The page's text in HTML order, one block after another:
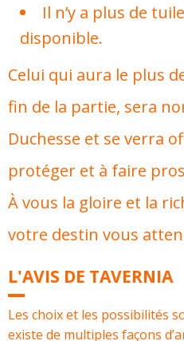
Il n’y a plus de
disponible.
Celui qui aura le plus
fin de la partie, sera
Duchesse et se verra
protéger et à faire
À vous la gloire et la
votre destin vous
L'AVIS DE TAVERNIA
Les choix et les possibilités
existe de multiples façons